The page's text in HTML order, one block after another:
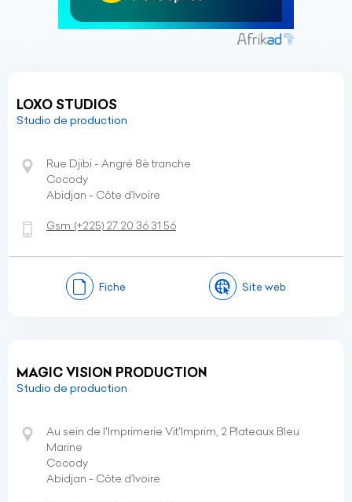
LOXO STUDIOS
Studio de production
Rue Djibi - Angré 8è tranche
Cocody
Abidjan - Côte d’Ivoire
Gsm:(+225) 27 20 36 31 56
Fiche Site web
MAGIC VISION PRODUCTION
Studio de production
Au sein de l'Imprimerie Vit'Imprim, 2 Plateaux Bleu
Marine
Cocody
Abidjan - Côte d’Ivoire